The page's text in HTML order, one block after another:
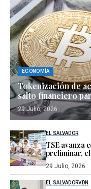
ECONOMÍA
Tokenización de
salto financiero
29 Julio, 2026
EL SALVADOR
TSE avanza
preliminar,
29 Julio, 2026
EL SALVADORVDN